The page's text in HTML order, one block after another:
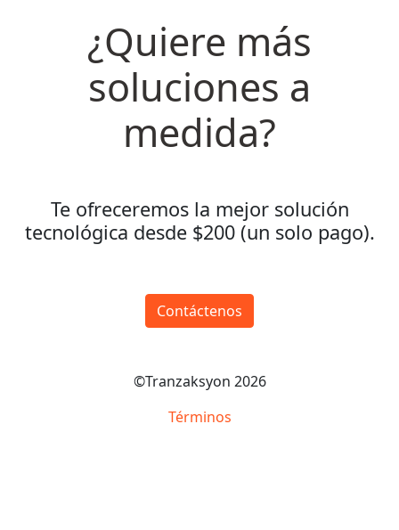
¿Quiere más
soluciones a
medida?
Te ofreceremos la mejor solución
tecnológica desde $200 (un solo pago).
Contáctenos
©Tranzaksyon 2026
Términos